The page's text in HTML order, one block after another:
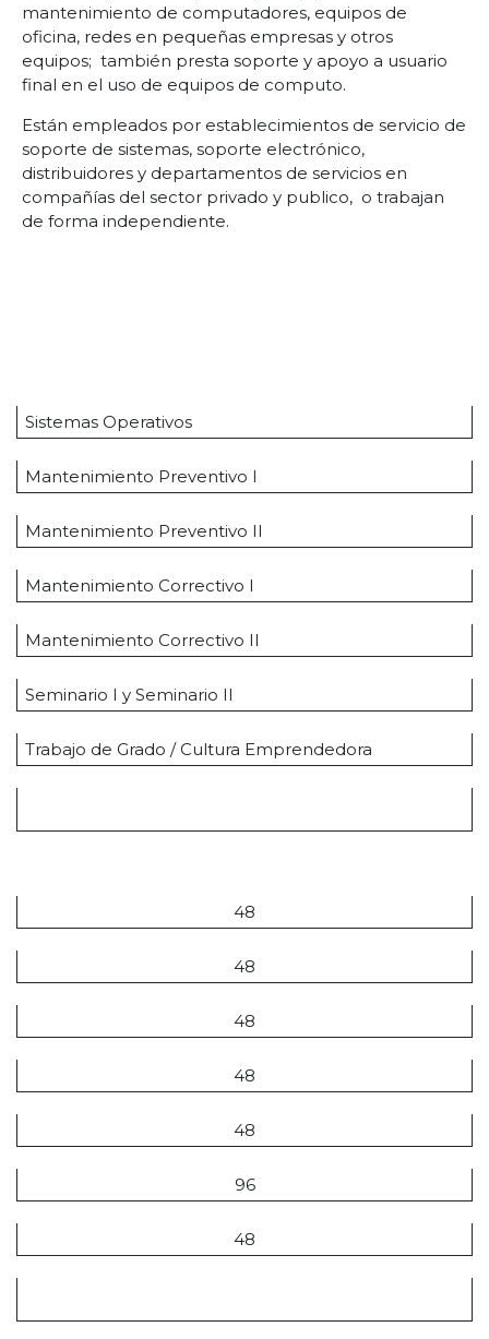
mantenimiento de computadores, equipos de
oficina, redes en pequeñas empresas y otros
equipos; también presta soporte y apoyo a usuario
final en el uso de equipos de computo.
Están empleados por establecimientos de servicio de
soporte de sistemas, soporte electrónico,
distribuidores y departamentos de servicios en
compañías del sector privado y publico, o trabajan
de forma independiente.
Sistemas Operativos
Mantenimiento Preventivo I
Mantenimiento Preventivo II
Mantenimiento Correctivo I
Mantenimiento Correctivo II
Seminario I y Seminario II
Trabajo de Grado / Cultura Emprendedora
48
48
48
48
48
96
48